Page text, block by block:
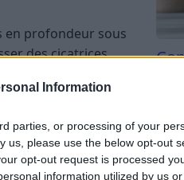
Information
parties, or processing of your
us, please use the below opt-out
opt-out request is processed
information utilized by us
en profondeur sous
des cicatrices.
de noter que
à l’âge adulte. Ses
un impact
Tri
du